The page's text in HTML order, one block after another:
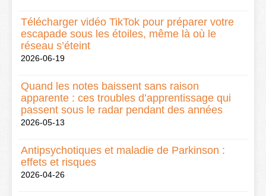
Télécharger vidéo TikTok pour préparer votre
escapade sous les étoiles, même là où le
réseau s’éteint
2026-06-19
Quand les notes baissent sans raison
apparente : ces troubles d’apprentissage qui
passent sous le radar pendant des années
2026-05-13
Antipsychotiques et maladie de Parkinson :
effets et risques
2026-04-26